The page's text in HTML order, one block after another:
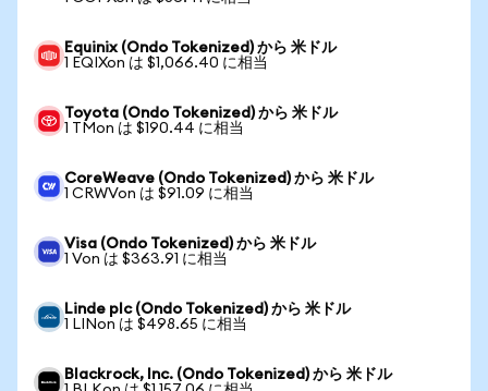
Equinix (Ondo Tokenized) から 米ドル
1 EQIXon は $1,066.40 に相当
Toyota (Ondo Tokenized) から 米ドル
1 TMon は $190.44 に相当
CoreWeave (Ondo Tokenized) から 米ドル
1 CRWVon は $91.09 に相当
Visa (Ondo Tokenized) から 米ドル
1 Von は $363.91 に相当
Linde plc (Ondo Tokenized) から 米ドル
1 LINon は $498.65 に相当
Blackrock, Inc. (Ondo Tokenized) から 米ドル